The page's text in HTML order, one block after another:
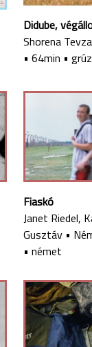
Didube,
Shorena
• 64min • grúz
Fiaskó
Janet Riedel,
Gusztáv •
• német